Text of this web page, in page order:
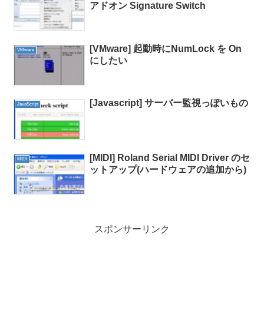
アドオン Signature Switch
VMware
[VMware] 起動時にNumLock を On
にしたい
JavaScript [Javascript] サーバー監視っぽいもの
MIDI
[MIDI] Roland Serial MIDI Driver のセ
ットアップ(ハードウェアの追加から)
スポンサーリンク